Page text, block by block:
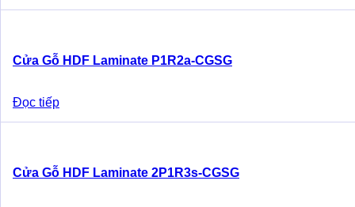
Cửa Gỗ HDF Laminate P1R2a-CGSG
Đọc tiếp
Cửa Gỗ HDF Laminate 2P1R3s-CGSG